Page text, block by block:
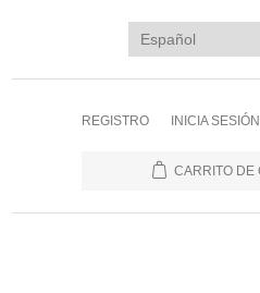
REGISTRO INICIA SESIÓN
CARRITO DE